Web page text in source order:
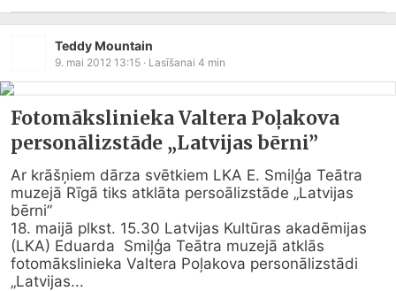
Teddy Mountain
9. mai 2012 13:15 · Lasīšanai 4 min
Fotomākslinieka Valtera Poļakova
personālizstāde „Latvijas bērni”
Ar krāšņiem dārza svētkiem LKA E. Smiļģa Teātra
muzejā Rīgā tiks atklāta persoālizstāde „Latvijas
bērni”
18. maijā plkst. 15.30 Latvijas Kultūras akadēmijas
(LKA) Eduarda  Smiļģa Teātra muzejā atklās
fotomākslinieka Valtera Poļakova personālizstādi
„Latvijas...